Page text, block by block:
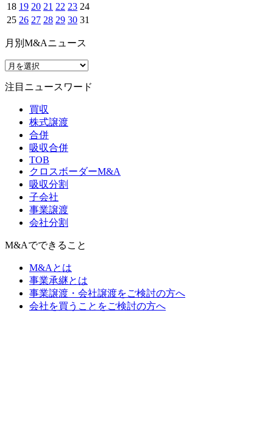
18 19 20 21 22 23 24
25 26 27 28 29 30 31
月別M&Aニュース
注目ニュースワード
買収
株式譲渡
合併
吸収合併
TOB
クロスボーダーM&A
吸収分割
子会社
事業譲渡
会社分割
M&Aでできること
M&Aとは
事業承継とは
事業譲渡・会社譲渡をご検討の方へ
会社を買うことをご検討の方へ